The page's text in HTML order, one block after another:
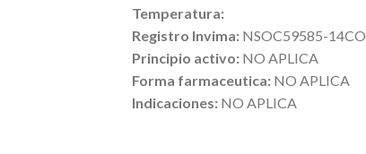
Temperatura:
Registro Invima: NSOC59585-14CO
Principio activo: NO APLICA
Forma farmaceutica: NO APLICA
Indicaciones: NO APLICA